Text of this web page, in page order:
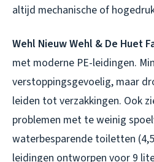
altijd mechanische of
Wehl Nieuw Wehl & De Huet
met moderne PE-leidingen.
verstoppingsgevoelig, maar
leiden tot verzakkingen. Ook
problemen met te weinig
waterbesparende toiletten
leidingen ontworpen voor 9